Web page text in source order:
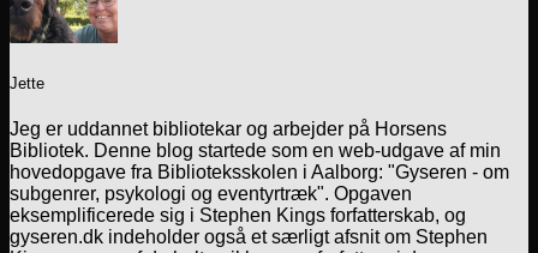
Jette
Jeg er uddannet bibliotekar og arbejder på Horsens
Bibliotek. Denne blog startede som en web-udgave af min
hovedopgave fra Biblioteksskolen i Aalborg: "Gyseren - om
subgenrer, psykologi og eventyrtræk". Opgaven
eksemplificerede sig i Stephen Kings forfatterskab, og
gyseren.dk indeholder også et særligt afsnit om Stephen